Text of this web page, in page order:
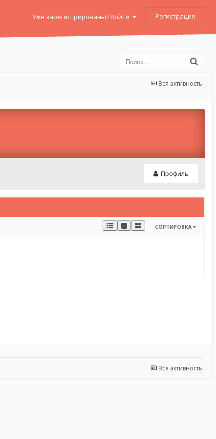
Уже зарегистрированы? Войти Регистрация
Вся активность
Профиль
СОРТИРОВКА
Вся активность